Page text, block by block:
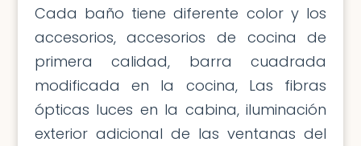
Cada baño tiene diferente color y los
accesorios, accesorios de cocina de
primera calidad, barra cuadrada
modificada en la cocina, Las fibras
ópticas luces en la cabina, iluminación
exterior adicional de las ventanas del